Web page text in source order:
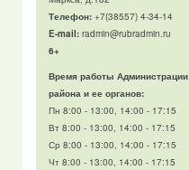
Телефон:+7(38557) 4-34-14
E-mail:radmin@rubradmin.ru
6+
Время работы Администрации
района и ее органов:
Пн 8:00 - 13:00, 14:00 - 17:15
Вт 8:00 - 13:00, 14:00 - 17:15
Ср 8:00 - 13:00, 14:00 - 17:15
Чт 8:00 - 13:00, 14:00 - 17:15